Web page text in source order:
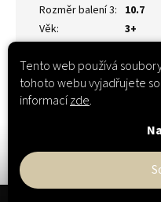
Tento web používá
tohoto webu vyjadřujete
informacízde.
Rozměr balení 3: 10.7
Věk: 3+